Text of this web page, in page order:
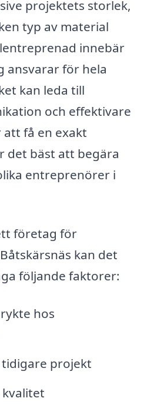
projektets storlek,
typ av material
innebär
ansvarar för hela
kan leda till
och effektivare
få en exakt
det bäst att begära
entreprenörer i
företag för
kan det
följande faktorer:
hos
tidigare projekt